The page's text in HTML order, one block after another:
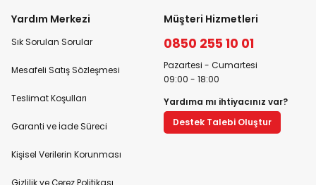
Yardım Merkezi
Sık Sorulan Sorular
Mesafeli Satış Sözleşmesi
Teslimat Koşulları
Garanti ve İade Süreci
Kişisel Verilerin Korunması
Müşteri Hizmetleri
0850 255 10 01
Pazartesi - Cumartesi
09:00 - 18:00
Yardıma mı ihtiyacınız var?
Destek Talebi Oluştur